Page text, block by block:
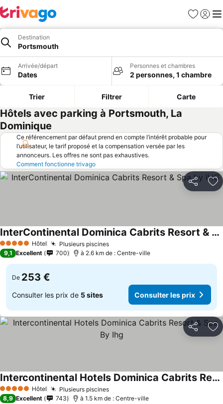
Favoris
Se
Destination
Portsmouth
Arrivée/départ
Dates
Personnes et chambres
2 personnes, 1 chambre
Trier Filtrer Carte
Hôtels avec parking à Portsmouth, La
Dominique
Ce référencement par défaut prend en compte l’intérêt probable pour
l’utilisateur, le tarif proposé et la compensation versée par les
annonceurs. Les offres ne sont pas exhaustives.
Comment fonctionne trivago
Partager
5 Étoiles Hôtel Plusieurs piscinesConsulter les prix
InterContinental Dominica Cabrits Resort & Spa by IHG
Consulter les prix
9,1 Excellent 700 à 2.6 km de : Centre-ville
De 253 €
Consulter les prix de 5 sites Consulter les prix
Partager
5 Étoiles Hôtel Plusieurs piscinesConsulter les prix
Intercontinental Hotels Dominica Cabrits Resort & Spa By Ihg
Consulter les prix
8,9 Excellent 743 à 1.5 km de : Centre-ville